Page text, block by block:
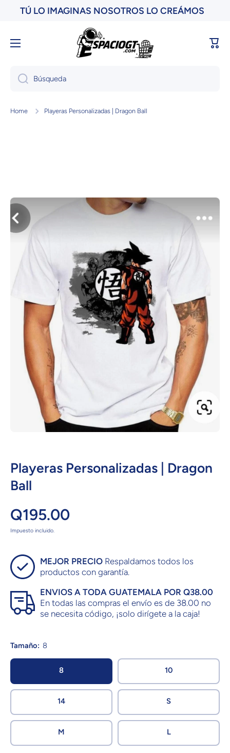
Ir directamente al contenido
TÚ LO IMAGINAS NOSOTROS LO CREÁMOS
Búsqueda
Home Playeras Personalizadas | Dragon Ball
Ir directamente a la información del producto
Playeras Personalizadas | Dragon
Ball
Q195.00
Impuesto incluido.
MEJOR PRECIO Respaldamos todos los
productos con garantía.
ENVIOS A TODA GUATEMALA POR Q38.00
En todas las compras el envío es de 38.00 no
se necesita código, ¡solo dirígete a la caja!
Tamaño: 8
8 10
14 S
M L